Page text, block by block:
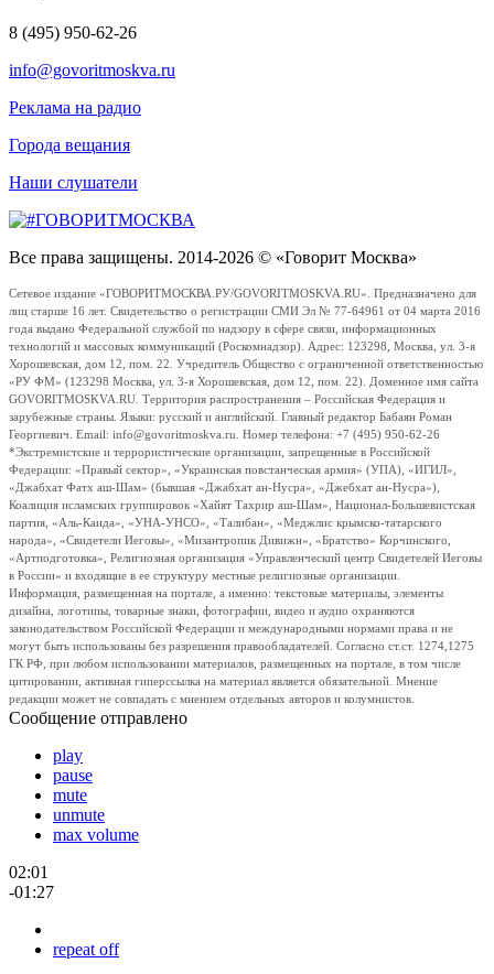
8 (495) 950-62-26
info@govoritmoskva.ru
Реклама на радио
Города вещания
Наши слушатели
Все права защищены. 2014-2026 © «Говорит Москва»
Сетевое издание «ГОВОРИТМОСКВА.РУ/GOVORITMOSKVA.RU». Предназначено для
лиц старше 16 лет. Свидетельство о регистрации СМИ Эл № 77-64961 от 04 марта 2016
года выдано Федеральной службой по надзору в сфере связи, информационных
технологий и массовых коммуникаций (Роскомнадзор). Адрес: 123298, Москва, ул. 3-я
Хорошевская, дом 12, пом. 22. Учредитель Общество с ограниченной ответственностью
«РУ ФМ» (123298 Москва, ул. 3-я Хорошевская, дом 12, пом. 22). Доменное имя сайта
GOVORITMOSKVA.RU. Территория распространения – Российская Федерация и
зарубежные страны. Языки: русский и английский. Главный редактор Бабаян Роман
Георгиевич. Email: info@govoritmoskva.ru. Номер телефона: +7 (495) 950-62-26
*Экстремистские и террористические организации, запрещенные в Российской
Федерации: «Правый сектор», «Украинская повстанческая армия» (УПА), «ИГИЛ»,
«Джабхат Фатх аш-Шам» (бывшая «Джабхат ан-Нусра», «Джебхат ан-Нусра»),
Коалиция исламских группировок «Хайят Тахрир аш-Шам», Национал-Большевистская
партия, «Аль-Каида», «УНА-УНСО», «Талибан», «Меджлис крымско-татарского
народа», «Свидетели Иеговы», «Мизантропик Дивижн», «Братство» Корчинского,
«Артподготовка», Религиозная организация «Управленческий центр Свидетелей Иеговы
в России» и входящие в ее структуру местные религиозные организации.
Информация, размещенная на портале, а именно: текстовые материалы, элементы
дизайна, логотипы, товарные знаки, фотографии, видео и аудио охраняются
законодательством Российской Федерации и международными нормами права и не
могут быть использованы без разрешения правообладателей. Согласно ст.ст. 1274,1275
ГК РФ, при любом использовании материалов, размещенных на портале, в том числе
цитировании, активная гиперссылка на материал является обязательной. Мнение
редакции может не совпадать с мнением отдельных авторов и колумнистов.
Сообщение отправлено
play
pause
mute
unmute
max volume
02:01
-01:27
repeat off